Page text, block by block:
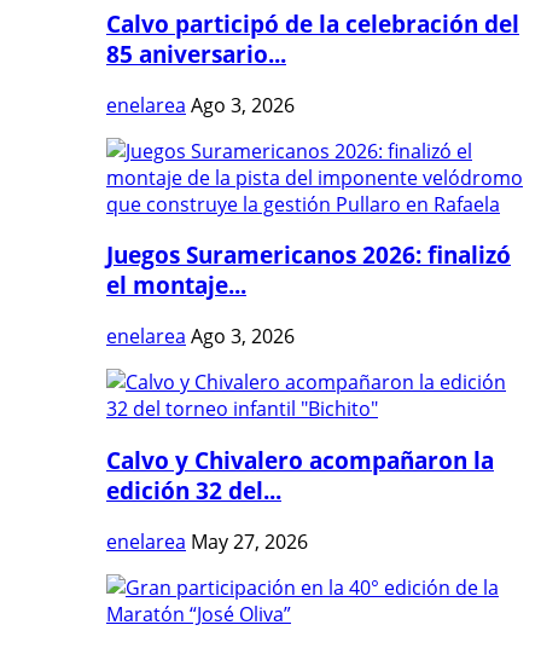
Calvo participó de la celebración del
85 aniversario...
enelarea Ago 3, 2026
Juegos Suramericanos 2026: finalizó
el montaje...
enelarea Ago 3, 2026
Calvo y Chivalero acompañaron la
edición 32 del...
enelarea May 27, 2026